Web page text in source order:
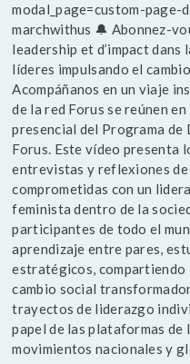
modal_page=custom-
marchwithus 🔔 Abonnez-
leadership et d’impact
líderes impulsando el
Acompáñanos en un viaje
de la red Forus se reúnen
presencial del Programa
Forus. Este vídeo presenta
entrevistas y reflexiones de
comprometidas con un
feminista dentro de la
participantes de todo el
aprendizaje entre pares,
estratégicos, compartiendo
cambio social
trayectos de liderazgo
papel de las plataformas de
movimientos nacionales y